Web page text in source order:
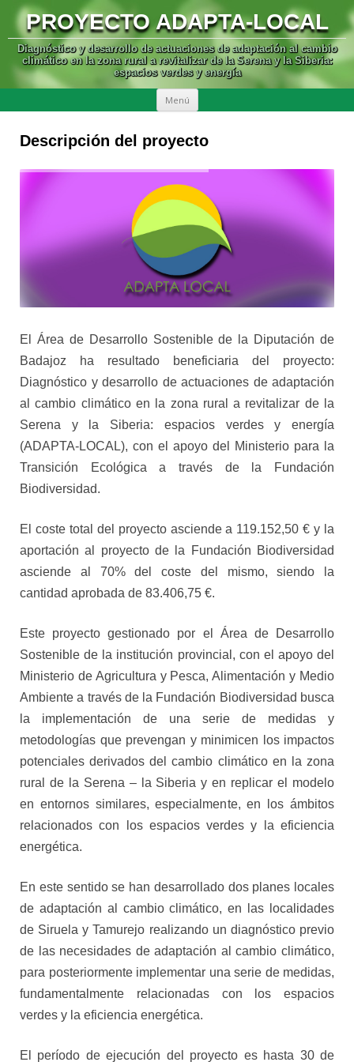
PROYECTO ADAPTA-LOCAL
Diagnóstico y desarrollo de actuaciones de adaptación al cambio
climático en la zona rural a revitalizar de la Serena y la Siberia:
espacios verdes y energía
Menú
AL
Descripción del proyecto
El Área de Desarrollo Sostenible de la Diputación de
Badajoz ha resultado beneficiaria del proyecto:
Diagnóstico y desarrollo de actuaciones de adaptación
al cambio climático en la zona rural a revitalizar de la
Serena y la Siberia: espacios verdes y energía
(ADAPTA-LOCAL), con el apoyo del Ministerio para la
Transición Ecológica a través de la Fundación
Biodiversidad.
El coste total del proyecto asciende a 119.152,50 € y la
aportación al proyecto de la Fundación Biodiversidad
asciende al 70% del coste del mismo, siendo la
cantidad aprobada de 83.406,75 €.
Este proyecto gestionado por el Área de Desarrollo
Sostenible de la institución provincial, con el apoyo del
Ministerio de Agricultura y Pesca, Alimentación y Medio
Ambiente a través de la Fundación Biodiversidad busca
la implementación de una serie de medidas y
metodologías que prevengan y minimicen los impactos
potenciales derivados del cambio climático en la zona
rural de la Serena – la Siberia y en replicar el modelo
en entornos similares, especialmente, en los ámbitos
relacionados con los espacios verdes y la eficiencia
energética.
En este sentido se han desarrollado dos planes locales
de adaptación al cambio climático, en las localidades
de Siruela y Tamurejo realizando un diagnóstico previo
de las necesidades de adaptación al cambio climático,
para posteriormente implementar una serie de medidas,
fundamentalmente relacionadas con los espacios
verdes y la eficiencia energética.
El período de ejecución del proyecto es hasta 30 de